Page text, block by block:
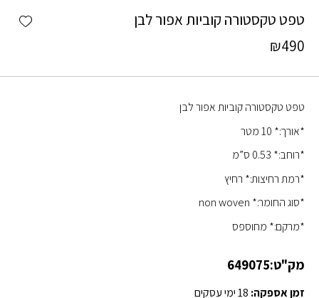
טפט טקסטורה קוביות אפור לבן
₪490
טפט טקסטורה קוביות אפור לבן
*אורך:* 10 מטר
*רוחב:* 0.53 ס”מ
*רמת רחיצות:* רחיץ
*סוג החומר:* non woven
*מרקם:* מחוספס
מק"ט:649075
זמן אספקה: 18 ימי עסקים